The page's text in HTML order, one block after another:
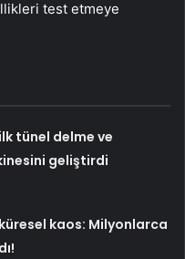
test etmeye
tünel delme ve
geliştirdi
kaos: Milyonlarca